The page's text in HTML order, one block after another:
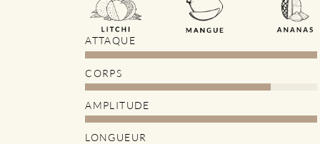
ATTAQUE
CORPS
AMPLITUDE
LONGUEUR